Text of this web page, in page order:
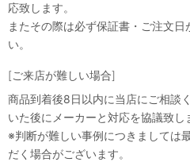
応致します。
またその際は必ず保証書・ご注文
い。
[ご来店が難しい場合]
商品到着後8日以内に当店にご相談
いた後にメーカーと対応を協議致し
※判断が難しい事例につきましては
だく場合がございます。